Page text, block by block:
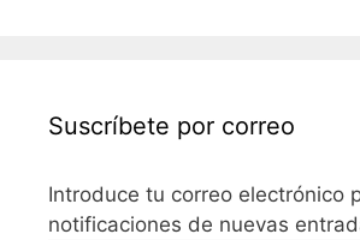
Suscríbete por correo
Introduce tu correo electrónico
notificaciones de nuevas